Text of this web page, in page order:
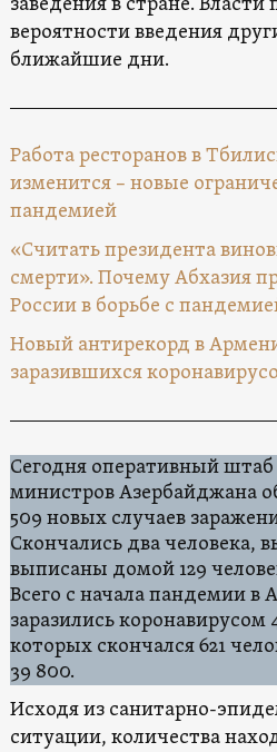
вероятности введения
ближайшие дни.
Работа ресторанов в
изменится – новые
пандемией
«Считать президента
смерти». Почему Абхазия
России в борьбе с
Новый антирекорд в
заразившихся
Сегодня оперативный
министров Азербайджана
509 новых случаев
Скончались два человека,
выписаны домой 129
Всего с начала пандемии в
заразились коронавирусом
которых скончался 621
39 800.
Исходя из санитарно-
ситуации, количества